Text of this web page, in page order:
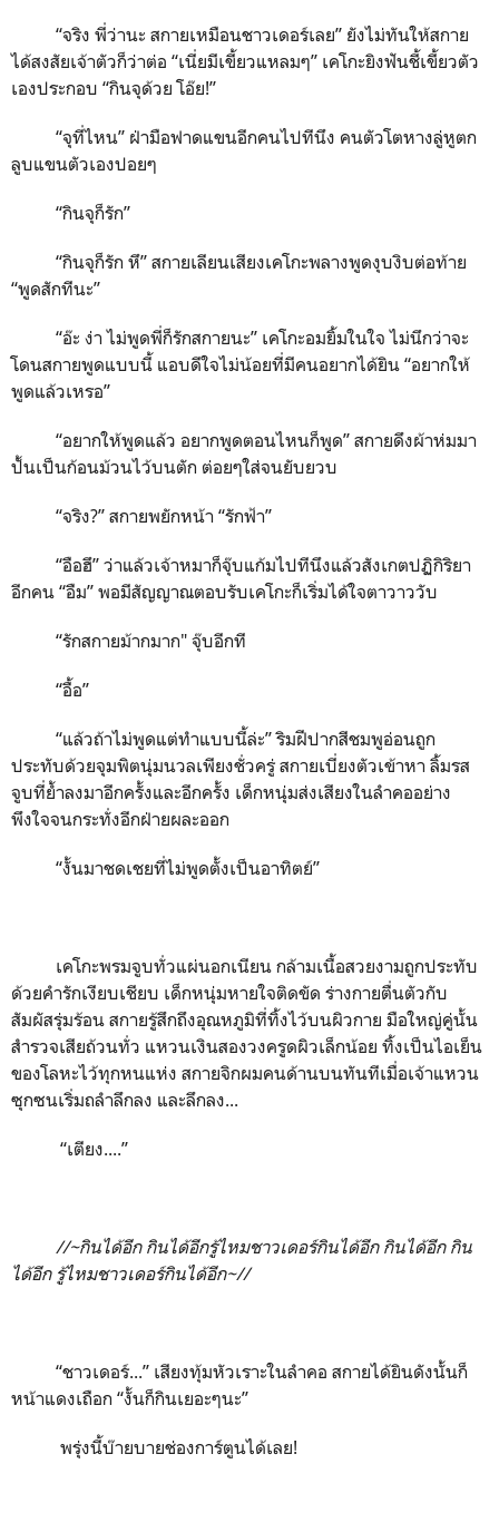
“จริง พี่ว่านะ สกายเหมือนชาวเดอร์เลย” ยังไม่ทันให้สกาย
ได้สงสัยเจ้าตัวก็ว่าต่อ “เนี่ยมีเขี้ยวแหลมๆ” เคโกะยิงฟันชี้เขี้ยวตัว
เองประกอบ “กินจุด้วย โอ๊ย!”
“จุที่ไหน” ฝ่ามือฟาดแขนอีกคนไปทีนึง คนตัวโตหางลู่หูตก
ลูบแขนตัวเองปอยๆ
“กินจุก็รัก”
“กินจุก็รัก หึ” สกายเลียนเสียงเคโกะพลางพูดงุบงิบต่อท้าย
“พูดสักทีนะ”
“อ๊ะ ง่า ไม่พูดพี่ก็รักสกายนะ” เคโกะอมยิ้มในใจ ไม่นึกว่าจะ
โดนสกายพูดแบบนี้ แอบดีใจไม่น้อยที่มีคนอยากได้ยิน “อยากให้
พูดแล้วเหรอ”
“อยากให้พูดแล้ว อยากพูดตอนไหนก็พูด” สกายดึงผ้าห่มมา
ปั้นเป็นก้อนม้วนไว้บนตัก ต่อยๆใส่จนยับยวบ
“จริง?” สกายพยักหน้า “รักฟ้า”
“อือฮึ” ว่าแล้วเจ้าหมาก็จุ๊บแก้มไปทีนึงแล้วสังเกตปฏิกิริยา
อีกคน “อืม” พอมีสัญญาณตอบรับเคโกะก็เริ่มได้ใจตาวาววับ
“รักสกายม้ากมาก" จุ๊บอีกที
“อื้อ”
“แล้วถ้าไม่พูดแต่ทำแบบนี้ล่ะ”ริมฝีปากสีชมพูอ่อนถูก
ประทับด้วยจุมพิตนุ่มนวลเพียงชั่วครู่ สกายเบี่ยงตัวเข้าหา ลิ้มรส
จูบที่ย้ำลงมาอีกครั้งและอีกครั้ง เด็กหนุ่มส่งเสียงในลำคออย่าง
พึงใจจนกระทั่งอีกฝ่ายผละออก
“งั้นมาชดเชยที่ไม่พูดตั้งเป็นอาทิตย์”
เคโกะพรมจูบทั่วแผ่นอกเนียน กล้ามเนื้อสวยงามถูกประทับ
ด้วยคำรักเงียบเชียบ เด็กหนุ่มหายใจติดขัด ร่างกายตื่นตัวกับ
สัมผัสรุ่มร้อน สกายรู้สึกถึงอุณหภูมิที่ทิ้งไว้บนผิวกาย มือใหญ่คู่นั้น
สำรวจเสียถ้วนทั่ว แหวนเงินสองวงครูดผิวเล็กน้อย ทิ้งเป็นไอเย็น
ของโลหะไว้ทุกหนแห่ง สกายจิกผมคนด้านบนทันทีเมื่อเจ้าแหวน
ซุกซนเริ่มถลำลึกลง และลึกลง...
“เตียง....”
//~กินได้อีก กินได้อีกรู้ไหมชาวเดอร์กินได้อีก กินได้อีก กิน
ได้อีก รู้ไหมชาวเดอร์กินได้อีก~//
“ชาวเดอร์...” เสียงทุ้มหัวเราะในลำคอ สกายได้ยินดังนั้นก็
หน้าแดงเถือก “งั้นก็กินเยอะๆนะ”
พรุ่งนี้บ๊ายบายช่องการ์ตูนได้เลย!